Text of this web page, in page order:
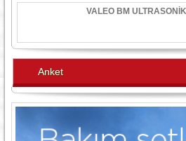
VALEO BM
Anket